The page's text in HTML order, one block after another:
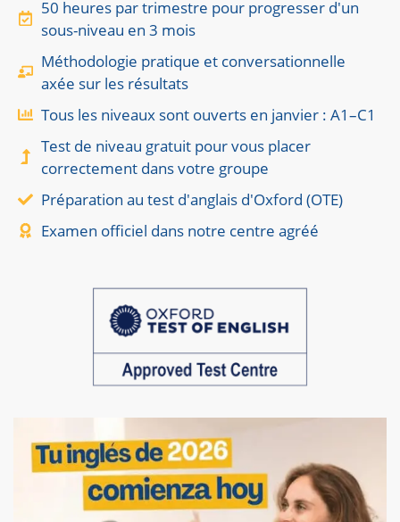
50 heures par trimestre pour progresser d'un
sous-niveau en 3 mois
Méthodologie pratique et conversationnelle
axée sur les résultats
Tous les niveaux sont ouverts en janvier : A1–C1
Test de niveau gratuit pour vous placer
correctement dans votre groupe
Préparation au test d'anglais d'Oxford (OTE)
Examen officiel dans notre centre agréé